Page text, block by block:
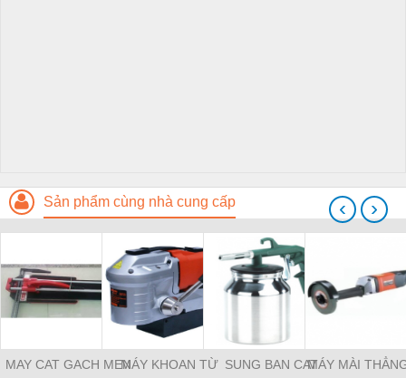
Sản phẩm cùng nhà cung cấp
MAY CAT GACH MENMÁY KHOAN TỪ SUNG BAN CATMÁY MÀI
‹ ›